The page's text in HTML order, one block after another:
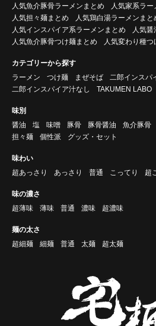
人気魚介豚骨ラーメンまとめ
人気家系ラー
人気担々麺まとめ
人気鶏白湯ラーメンまと
人気インスパイア系ラーメンまとめ
人気醤
人気魚介豚骨つけ麺まとめ
人気変わり種つ
カテゴリーから探す
ラーメン
つけ麺 まぜそば
二郎インスパ
二郎インスパイア汁なし
TAKUMEN LABO
味別
醤油
塩 味噌 豚骨 豚骨醤油 魚介豚骨
担々麺
個性派 グッズ・セット
味わい
超あっさり
あっさり 普通 こってり 超
味の濃さ
超薄味
薄味 普通 濃味 超濃味
麺の太さ
超細麺
細麺 普通 太麺 超太麺